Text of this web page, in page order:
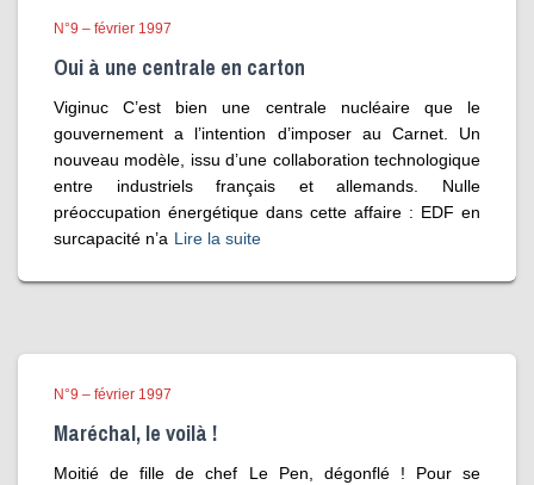
N°9 – février 1997
Oui à une centrale en carton
Viginuc C’est bien une centrale nucléaire que le
gouvernement a l’intention d’imposer au Carnet. Un
nouveau modèle, issu d’une collaboration technologique
entre industriels français et allemands. Nulle
préoccupation énergétique dans cette affaire : EDF en
surcapacité n’a Lire la suite
N°9 – février 1997
Maréchal, le voilà !
Moitié de fille de chef Le Pen, dégonflé ! Pour se